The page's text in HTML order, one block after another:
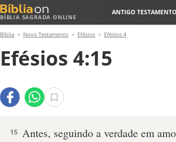
BÍBLIA SAGRADA ONLINE
ANTIGO TESTAMENTO
Bíblia Novo Testamento Efésios Efésios 4
Efésios 4:15
15 Antes, seguindo a verdade em